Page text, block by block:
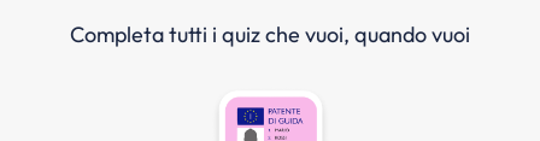
Completa tutti i quiz che vuoi, quando vuoi